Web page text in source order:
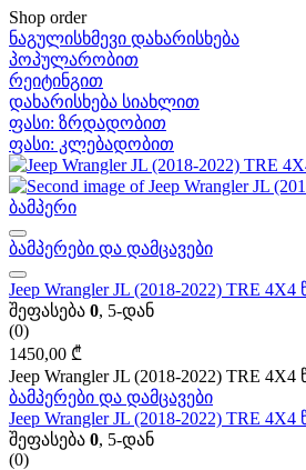
Shop order
ნაგულისხმევი დახარისხება
პოპულარობით
რეიტინგით
დახარისხება სიახლით
ფასი: ზრდადობით
ფასი: კლებადობით
ბამპერები და დამცავები
Jeep Wrangler JL (2018-2022) TRE 4X4
შეფასება 0, 5-დან
(0)
1450,00 ₾
Jeep Wrangler JL (2018-2022) TRE 4X4
ბამპერები და დამცავები
Jeep Wrangler JL (2018-2022) TRE 4X4
შეფასება 0, 5-დან
(0)